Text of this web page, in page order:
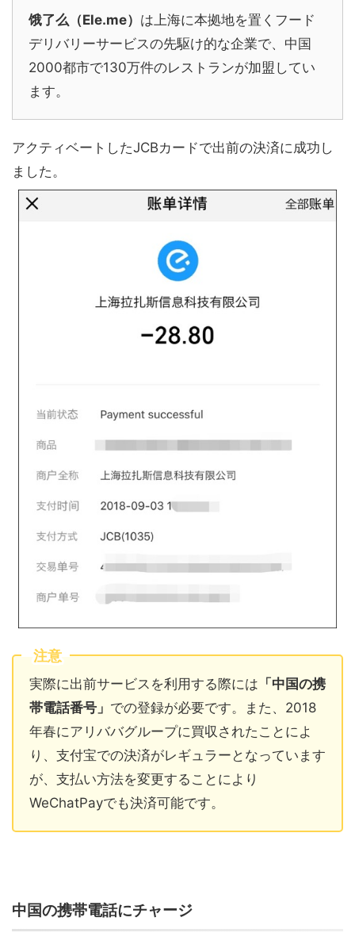
饿了么（Ele.me） は上海に本拠地を置くフード
デリバリーサービスの先駆け的な企業で、中国
2000都市で130万件のレストランが加盟してい
ます。
アクティベートしたJCBカードで出前の決済に成功し
ました。
注意
実際に出前サービスを利用する際には 「中国の携
帯電話番号」 での登録が必要です。また、2018
年春にアリババグループに買収されたことによ
り、支付宝での決済がレギュラーとなっています
が、支払い方法を変更することにより
WeChatPayでも決済可能です。
中国の携帯電話にチャージ